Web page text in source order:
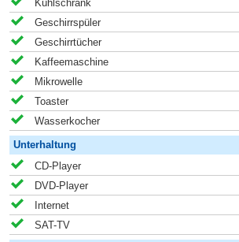
Kühlschrank
Geschirrspüler
Geschirrtücher
Kaffeemaschine
Mikrowelle
Toaster
Wasserkocher
Unterhaltung
CD-Player
DVD-Player
Internet
SAT-TV